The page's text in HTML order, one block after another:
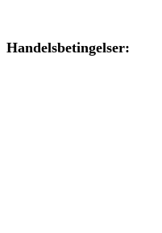
Handelsbetingelser: